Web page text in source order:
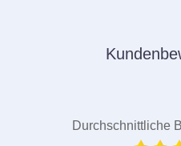
Durchschnittliche